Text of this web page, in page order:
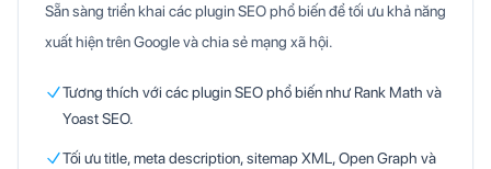
Sẵn sàng triển khai các plugin SEO phổ biến để tối ưu khả năng
xuất hiện trên Google và chia sẻ mạng xã hội.
Tương thích với các plugin SEO phổ biến như Rank Math và
Yoast SEO.
Tối ưu title, meta description, sitemap XML, Open Graph và